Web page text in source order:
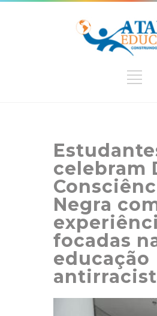
celebram
Negra
focadas
educação